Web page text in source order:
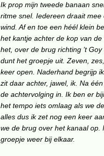
Ik prop mijn tweede banaan
ritme snel. Iedereen draait
wind. Af en toe een héél klein
het kantje achter de kop van
het, over de brug richting ’t
dunt het groepje uit. Zeven,
keer open. Naderhand begrijp
zit daar achter, jawel, ik. Na
de achtervolging in. Ik ben er
het tempo iets omlaag als we
alles dus ik zet nog een keer
we de brug over het kanaal op.
groepje weer bij elkaar.